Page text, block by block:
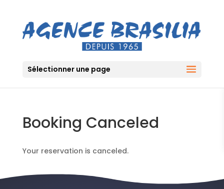
Sélectionner une page
Booking Canceled
Your reservation is canceled.